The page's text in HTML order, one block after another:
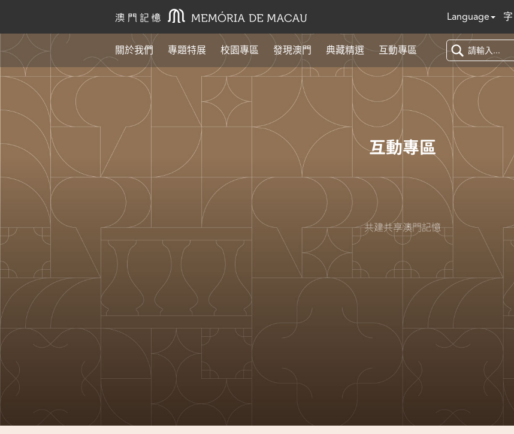
Language
關於我們 專題特展 校園專區 發現澳門 典藏精選 互動專區
互動專區
共建共享澳門記憶